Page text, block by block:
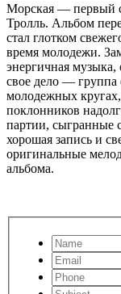
Морская — первый
Тролль. Альбом
стал глотком
время молодежи.
энергичная
свое дело — группа
молодежных кругах,
поклонников
партии, сыгранные
хорошая запись и
оригинальные
альбома.